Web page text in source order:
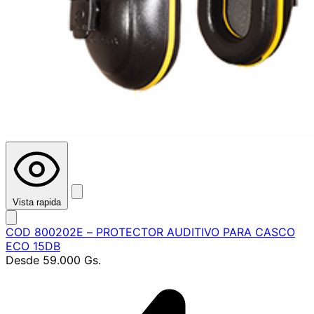
Vista rapida
COD 800202E – PROTECTOR AUDITIVO PARA CASCO
ECO 15DB
Desde 59.000 Gs.